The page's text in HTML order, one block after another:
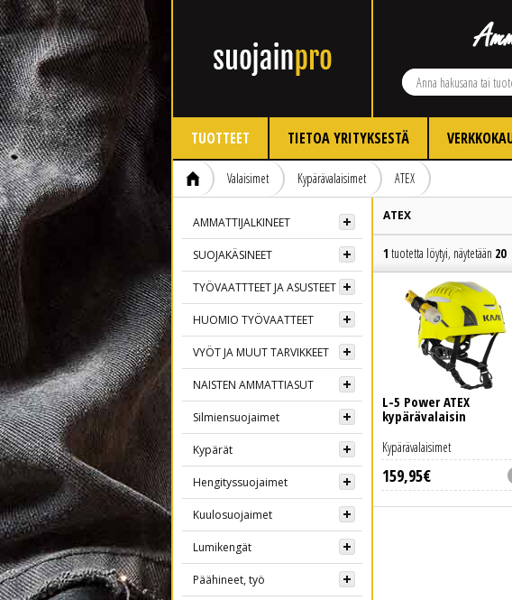
TUOTTEET TIETOA YRITYKSESTÄ
Valaisimet Kypärävalaisimet ATEX
AMMATTIJALKINEET
SUOJAKÄSINEET
TYÖVAATTTEET JA ASUSTEET
HUOMIO TYÖVAATTEET
VYÖT JA MUUT TARVIKKEET
NAISTEN AMMATTIASUT
Silmiensuojaimet
Kypärät
Hengityssuojaimet
Kuulosuojaimet
Lumikengät
Päähineet, työ
ATEX
1 tuotetta löytyi, näytetään 20
L-5 Power ATEX
kypärävalaisin
159,95€
Kypärävalaisimet